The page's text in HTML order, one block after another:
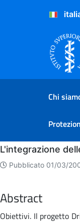
Salta al
Salta al Footer
Chi
Home
L'integrazione
Pubblicato 01/03/
Abstract
Obiettivi. Il progetto